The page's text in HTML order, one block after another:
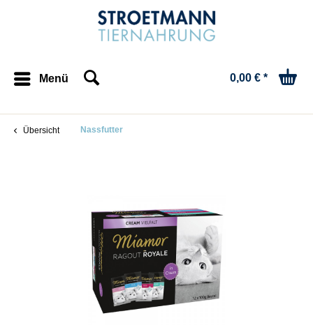
Menü 0,00 € *
Übersicht Nassfutter